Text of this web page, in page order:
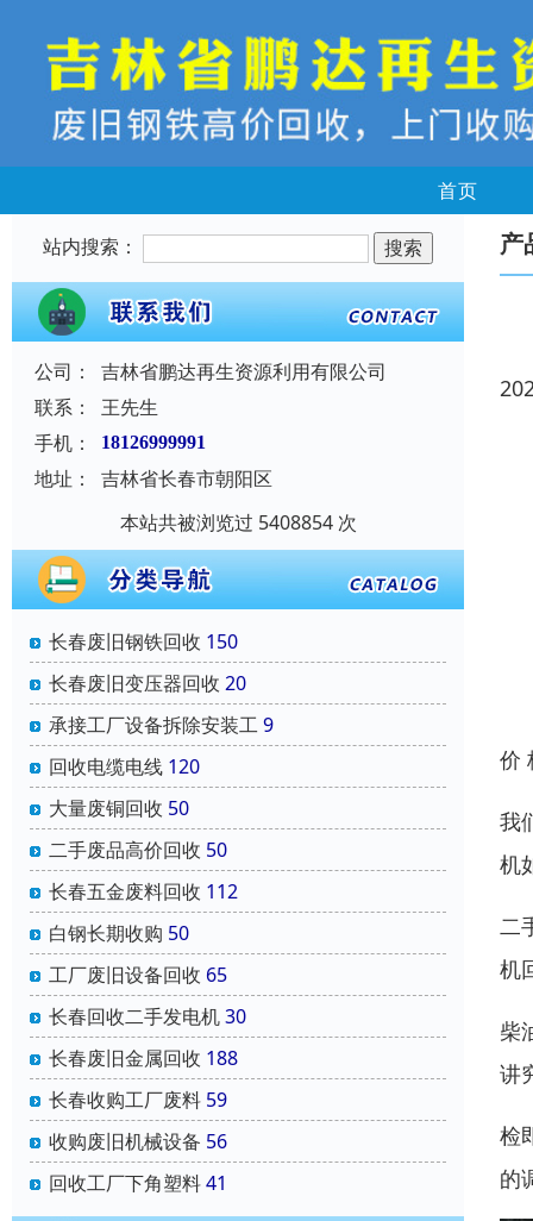
首页
站内搜索：
公司：
吉林省鹏达再生资源利用有限公司
联系：
王先生
手机：
18126999991
地址：
吉林省长春市朝阳区
本站共被浏览过 5408854 次
长春废旧钢铁回收 150
长春废旧变压器回收 20
承接工厂设备拆除安装工9
回收电缆电线 120
大量废铜回收 50
二手废品高价回收 50
长春五金废料回收 112
白钢长期收购 50
工厂废旧设备回收 65
长春回收二手发电机30
长春废旧金属回收 188
长春收购工厂废料 59
收购废旧机械设备 56
回收工厂下角塑料41
产
价
我
机
二
机
柴
讲
检
的